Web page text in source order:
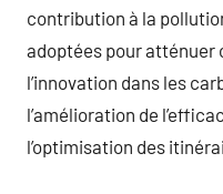
contribution à la
adoptées pour atténuer
l’innovation dans les
l’amélioration de
l’optimisation des